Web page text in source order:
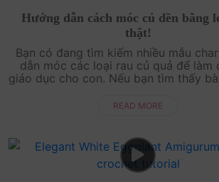
Hướng dẫn cách móc củ dền bằng
thật!
Bạn có đang tìm kiếm nhiều mẫu
dẫn móc các loại rau củ quả để làm
giáo dục cho con. Nếu bạn tìm thấy
rồi! Hãy....
READ MORE